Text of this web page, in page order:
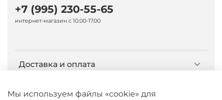
Доставка и оплата
О компании Caseport
+7 (995) 230-55-65
интернет-магазин с 10.00-17.00
Мы используем файлы «cookie» для